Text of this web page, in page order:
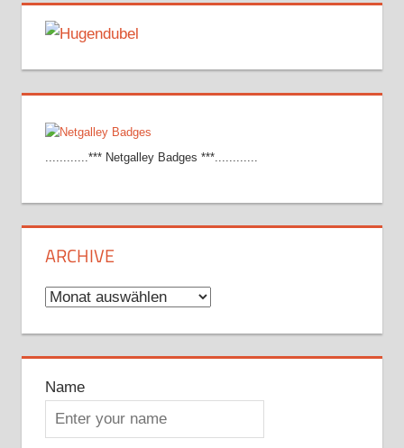
............*** Netgalley Badges ***............
ARCHIVE
Archive
Name